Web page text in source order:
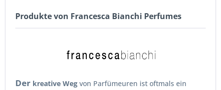
Produkte von Francesca Bianchi Perfumes
Der kreative Weg von Parfümeuren ist oftmals ein